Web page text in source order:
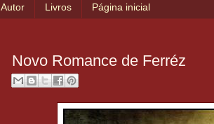
Autor Livros Página inicial
Novo Romance de Ferréz